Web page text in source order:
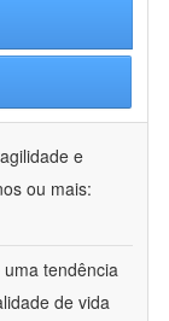
e
ou mais:
tendência
de vida